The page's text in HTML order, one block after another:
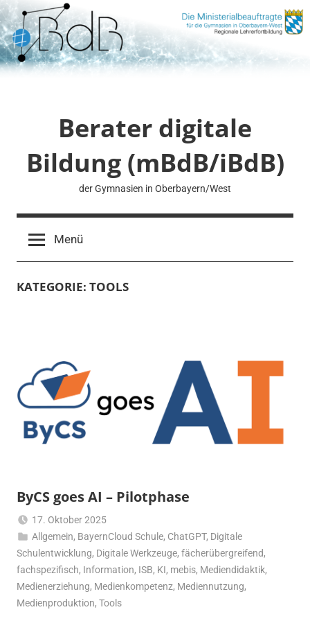
Zum
Inhalt
springen
Berater digitale
Bildung (mBdB/iBdB)
der Gymnasien in Oberbayern/West
Menü
KATEGORIE: TOOLS
ByCS goes AI – Pilotphase
17. Oktober 2025
Thomas
Nörpel
Allgemein, BayernCloud Schule, ChatGPT, Digitale
Schulentwicklung, Digitale Werkzeuge, fächerübergreifend,
fachspezifisch, Information, ISB, KI, mebis, Mediendidaktik,
Medienerziehung, Medienkompetenz, Mediennutzung,
Medienproduktion, Tools